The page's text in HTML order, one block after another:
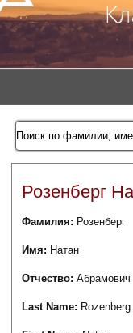
Розенберг
Фамилия: Розенберг
Имя: Натан
Отчество:Абрамович
Last Name: Rozenberg